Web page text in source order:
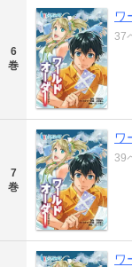
6
巻
ワ
37
7
巻
ワ
39
ワ